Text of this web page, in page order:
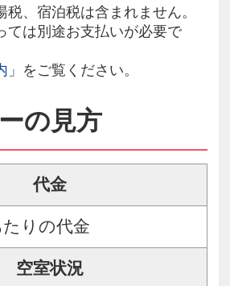
、宿泊税は含まれません。
ては別途お支払いが必要で
」をご覧ください。
の見方
代金
りの代金
空室状況